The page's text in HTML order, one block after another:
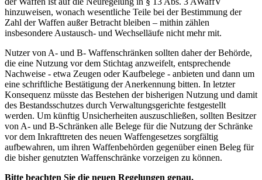
hinzuweisen, wonach wesentliche Teile bei der Bestimmung der
Zahl der Waffen außer Betracht bleiben – mithin zählen
insbesondere Austausch- und Wechselläufe nicht mehr mit.
Nutzer von A- und B- Waffenschränken sollten daher der Behörde,
die eine Nutzung vor dem Stichtag anzweifelt, entsprechende
Nachweise - etwa Zeugen oder Kaufbelege - anbieten und dann um
eine schriftliche Bestätigung der Anerkennung bitten. In letzter
Konsequenz müsste das Bestehen der bisherigen Nutzung und damit
des Bestandsschutzes durch Verwaltungsgerichte festgestellt
werden. Um künftig Unsicherheiten auszuschließen, sollten Besitzer
von A- und B-Schränken alle Belege für die Nutzung der Schränke
vor dem Inkrafttreten des neuen Waffengesetzes sorgfältig
aufbewahren, um ihren Waffenbehörden gegenüber einen Beleg für
die bisher genutzten Waffenschränke vorzeigen zu können.
Bitte beachten Sie die neuen Regelungen genau.